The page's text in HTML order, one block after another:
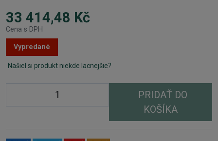
33 414,48 Kč
Cena s DPH
Vypredané
Našiel si produkt niekde lacnejšie?
PRIDAŤ DO
KOŠÍKA